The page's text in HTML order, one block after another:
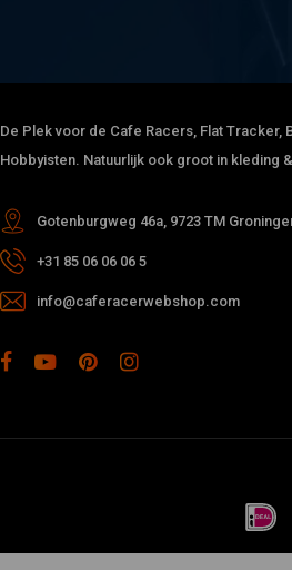
De Plek voor de Cafe Racers, Flat Tracker,
Hobbyisten. Natuurlijk ook groot in kleding
Gotenburgweg 46a, 9723 TM
+31 85 06 06 06 5
info@caferacerwebshop.com